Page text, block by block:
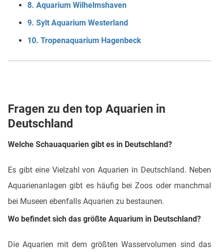
8. Aquarium Wilhelmshaven
9. Sylt Aquarium Westerland
10. Tropenaquarium Hagenbeck
Fragen zu den top Aquarien in
Deutschland
Welche Schauaquarien gibt es in Deutschland?
Es gibt eine Vielzahl von Aquarien in Deutschland. Neben
Aquarienanlagen gibt es häufig bei Zoos oder manchmal
bei Museen ebenfalls Aquarien zu bestaunen.
Wo befindet sich das größte Aquarium in Deutschland?
Die Aquarien mit dem größten Wasservolumen sind das